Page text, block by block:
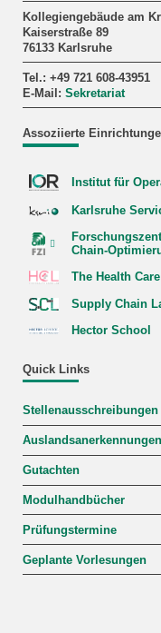
Kollegiengebäude am
Kaiserstraße 89
76133 Karlsruhe
Tel.: +49 721 608-43951
E-Mail: Sekretariat
Assoziierte
Institut für
Karlsruhe
Chain-
The Health
Supply Chain
Hector School
Quick Links
Stellenausschreibungen
Auslandsanerkennungen
Gutachten
Modulhandbücher
Prüfungstermine
Geplante Vorlesungen